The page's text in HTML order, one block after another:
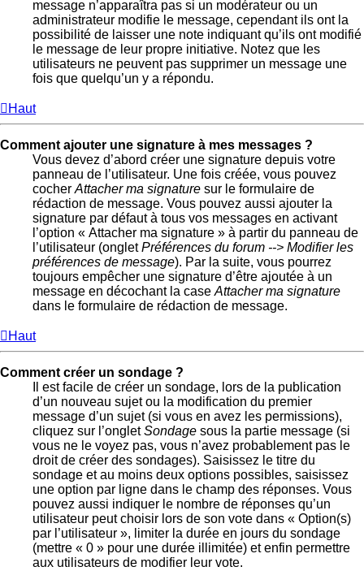
message n’apparaîtra pas si un modérateur ou un
administrateur modifie le message, cependant ils ont la
possibilité de laisser une note indiquant qu’ils ont modifié
le message de leur propre initiative. Notez que les
utilisateurs ne peuvent pas supprimer un message une
fois que quelqu’un y a répondu.
Haut
Comment ajouter une signature à mes messages ?
Vous devez d’abord créer une signature depuis votre
panneau de l’utilisateur. Une fois créée, vous pouvez
cocher Attacher ma signature sur le formulaire de
rédaction de message. Vous pouvez aussi ajouter la
signature par défaut à tous vos messages en activant
l’option « Attacher ma signature » à partir du panneau de
l’utilisateur (ongletPréférences du forum --> Modifier les
préférences de message). Par la suite, vous pourrez
toujours empêcher une signature d’être ajoutée à un
message en décochant la case Attacher ma signature
dans le formulaire de rédaction de message.
Haut
Comment créer un sondage ?
Il est facile de créer un sondage, lors de la publication
d’un nouveau sujet ou la modification du premier
message d’un sujet (si vous en avez les permissions),
cliquez sur l’ongletSondage sous la partie message (si
vous ne le voyez pas, vous n’avez probablement pas le
droit de créer des sondages). Saisissez le titre du
sondage et au moins deux options possibles, saisissez
une option par ligne dans le champ des réponses. Vous
pouvez aussi indiquer le nombre de réponses qu’un
utilisateur peut choisir lors de son vote dans « Option(s)
par l’utilisateur », limiter la durée en jours du sondage
(mettre « 0 » pour une durée illimitée) et enfin permettre
aux utilisateurs de modifier leur vote.